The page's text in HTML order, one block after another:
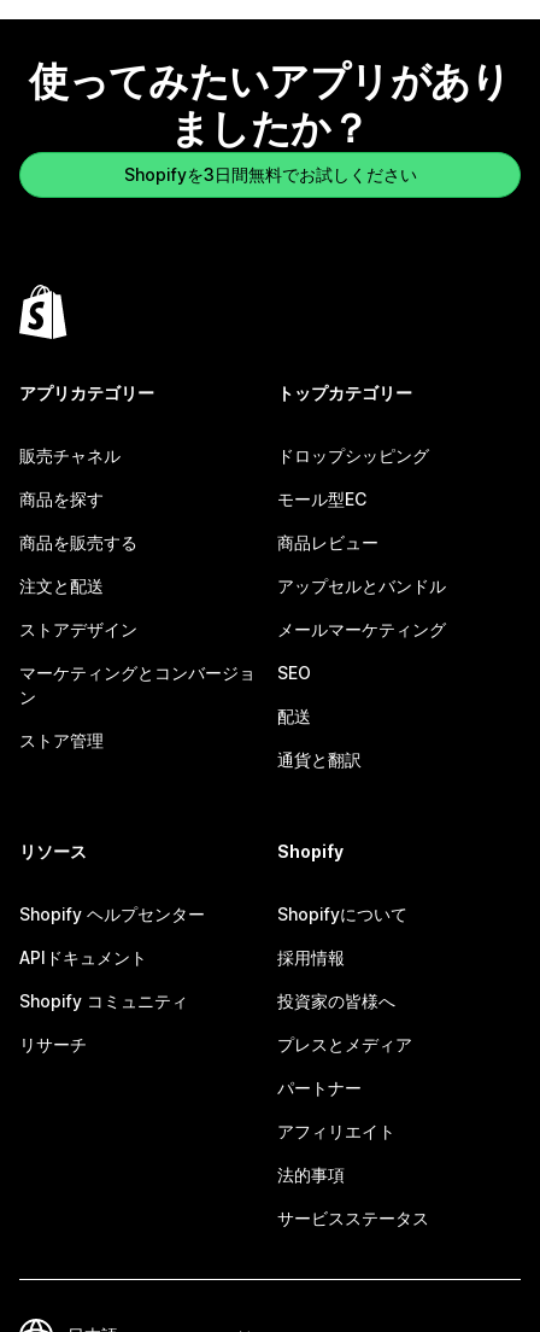
使ってみたいアプリがあり
ましたか？
Shopifyを3日間無料でお試しください
アプリカテゴリー
販売チャネル
商品を探す
商品を販売する
注文と配送
ストアデザイン
マーケティングとコンバージョ
ン
ストア管理
トップカテゴリー
ドロップシッピング
モール型EC
商品レビュー
アップセルとバンドル
メールマーケティング
SEO
配送
通貨と翻訳
リソース
Shopify ヘルプセンター
APIドキュメント
Shopify コミュニティ
リサーチ
Shopify
Shopifyについて
採用情報
投資家の皆様へ
プレスとメディア
パートナー
アフィリエイト
法的事項
サービスステータス